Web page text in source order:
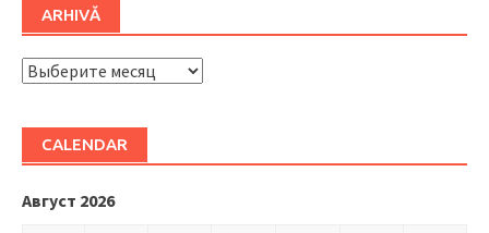
ARHIVĂ
ARHIVĂ
CALENDAR
Август 2026